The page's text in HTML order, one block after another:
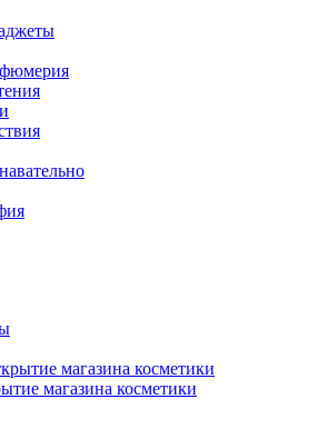
магазина косметики